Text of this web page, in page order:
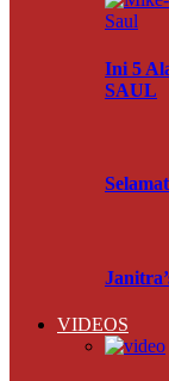
Ini 5
SAUL
VIDEOS